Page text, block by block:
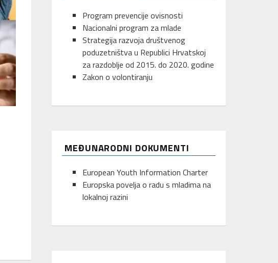
Program prevencije ovisnosti
Nacionalni program za mlade
Strategija razvoja društvenog
poduzetništva u Republici Hrvatskoj
za razdoblje od 2015. do 2020. godine
Zakon o volontiranju
MEĐUNARODNI DOKUMENTI
European Youth Information Charter
Europska povelja o radu s mladima na
lokalnoj razini